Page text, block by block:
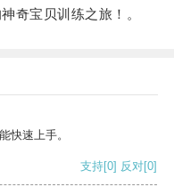
宝贝训练之旅！。
快速上手。
支持[0] 反对[0]